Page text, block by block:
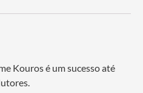
Kouros é um sucesso até